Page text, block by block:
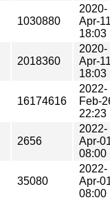
1030880
2020-
Apr-
18:03
2018360
2020-
Apr-
18:03
16174616
2022-
Feb-
22:23
2656
2022-
Apr-
08:00
35080
2022-
Apr-
08:00